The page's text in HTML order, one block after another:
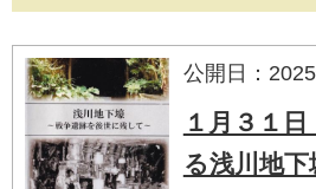
公開日：
１月３１
る浅川地下